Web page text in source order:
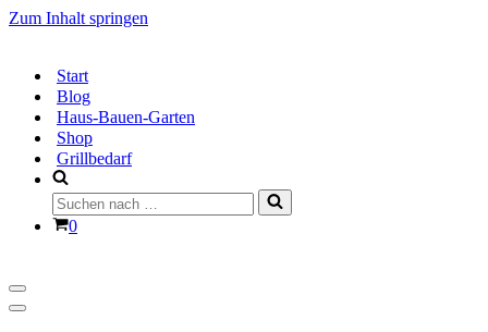
Zum Inhalt springen
Start
Blog
Haus-Bauen-Garten
Shop
Grillbedarf
Suchen
nach …
Warenkorb
0
Navigationsmenü
Navigationsmenü